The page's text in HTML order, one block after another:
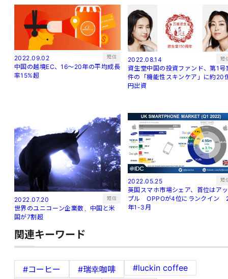
2022.09.02 短信
中国の越境EC、16～20年の平均成長
率15%超
2022.08.14 短
資生堂中国の投資ファンド、第1号
件の「機能性スキンケア」に約20
円出資
2022.07.20 短信
世界のユニコーン企業数、中国と米
国が7割超
2022.05.25 短
英国スマホ市場シェア、首位はアッ
プル OPPOが4位にランクイン
年1-3月
関連キーワード
#コーヒー #瑞幸咖啡
#luckin coffee